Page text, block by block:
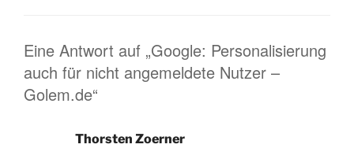
Eine Antwort auf „Google: Personalisierung
auch für nicht angemeldete Nutzer –
Golem.de“
Thorsten Zoerner